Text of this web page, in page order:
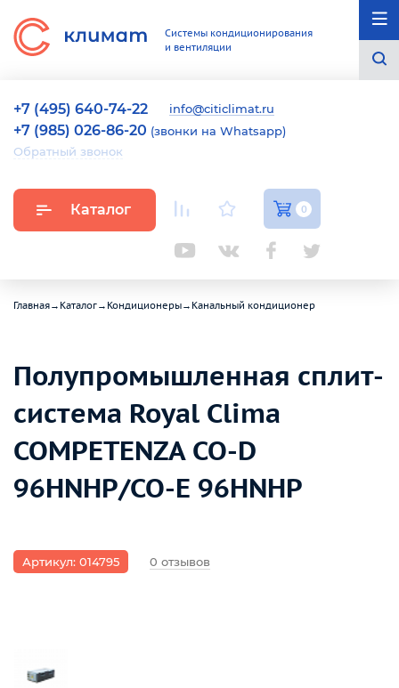
Системы кондиционирования
и вентиляции
+7 (495) 640-74-22 info@citiclimat.ru
+7 (985) 026-86-20 (звонки на Whatsapp)
Обратный звонок
Каталог 0
Главная→ Каталог→ Кондиционеры→ Канальный кондиционер
Полупромышленная сплит-
система Royal Clima
COMPETENZA CO-D
96HNHP/CO-E 96HNHP
Артикул: 014795 0 отзывов